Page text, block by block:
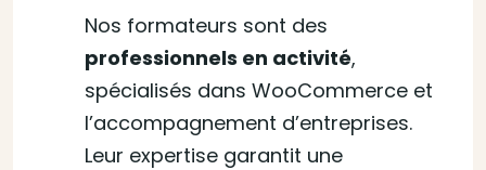
Nos formateurs sont des
professionnels en activité,
spécialisés dans WooCommerce et
l’accompagnement d’entreprises.
Leur expertise garantit une